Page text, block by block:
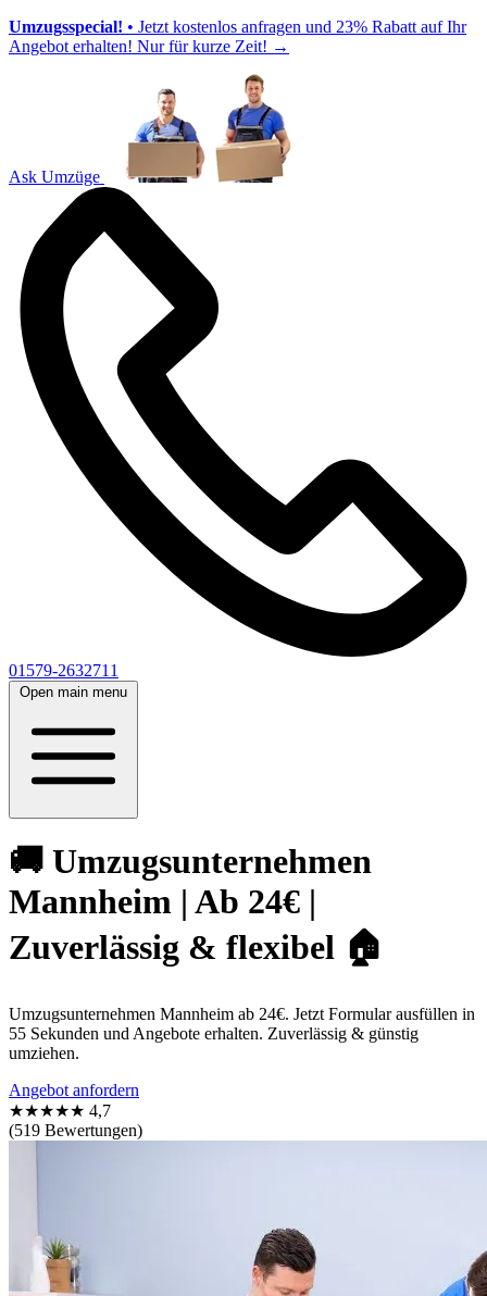
Umzugsspecial! • Jetzt kostenlos anfragen und 23% Rabatt auf Ihr
Angebot erhalten! Nur für kurze Zeit! →
Ask Umzüge
01579-2632711
Open main menu
🚚 Umzugsunternehmen
Mannheim | Ab 24€ |
Zuverlässig & flexibel 🏠
Umzugsunternehmen Mannheim ab 24€. Jetzt Formular ausfüllen in
55 Sekunden und Angebote erhalten. Zuverlässig & günstig
umziehen.
Angebot anfordern
★★★★★ 4,7
(519 Bewertungen)